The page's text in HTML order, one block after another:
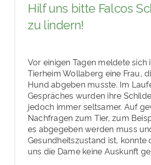
Hilf uns bitte Falcos
zu lindern!
Vor einigen Tagen meldete sich
Tierheim Wollaberg eine Frau,
Hund abgeben musste. Im
Gespräches wurden ihre
jedoch immer seltsamer. Auf
Nachfragen zum Tier, zum
es abgegeben werden muss
Gesundheitszustand ist,
uns die Dame keine Auskunft